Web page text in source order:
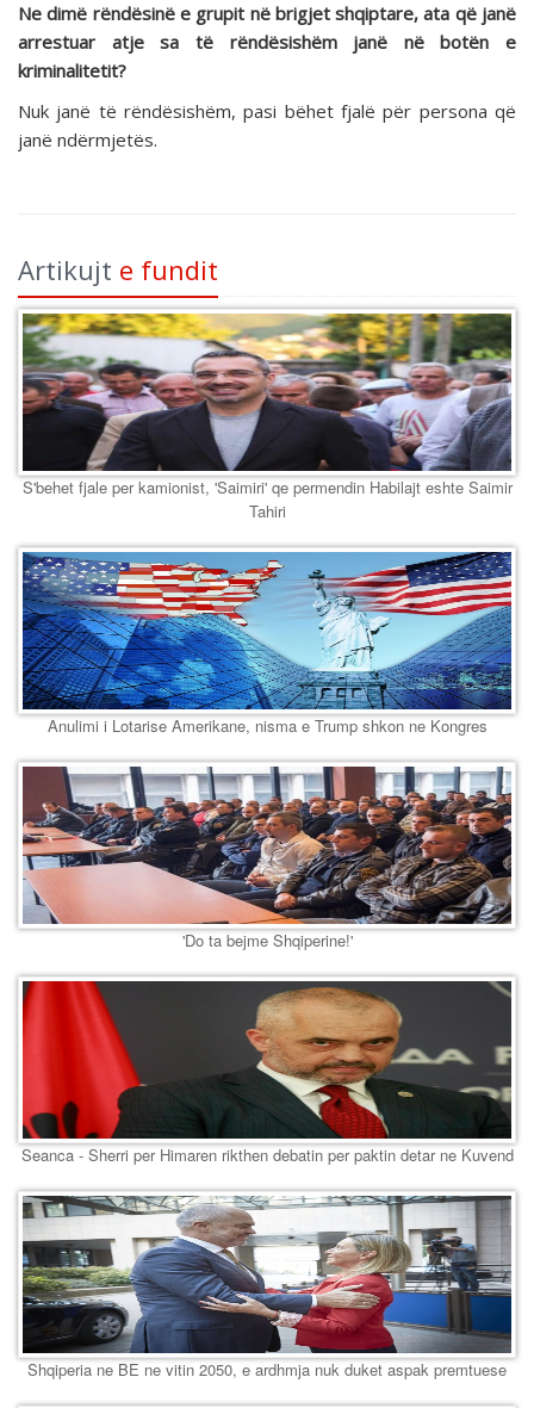
Ne dimë rëndësinë e grupit në brigjet shqiptare, ata që janë
arrestuar atje sa të rëndësishëm janë në botën e
kriminalitetit?
Nuk janë të rëndësishëm, pasi bëhet fjalë për persona që
janë ndërmjetës.
Artikujt e fundit
S'behet fjale per kamionist, 'Saimiri' qe permendin Habilajt eshte Saimir
Tahiri
Anulimi i Lotarise Amerikane, nisma e Trump shkon ne Kongres
'Do ta bejme Shqiperine!'
Seanca - Sherri per Himaren rikthen debatin per paktin detar ne Kuvend
Shqiperia ne BE ne vitin 2050, e ardhmja nuk duket aspak premtuese